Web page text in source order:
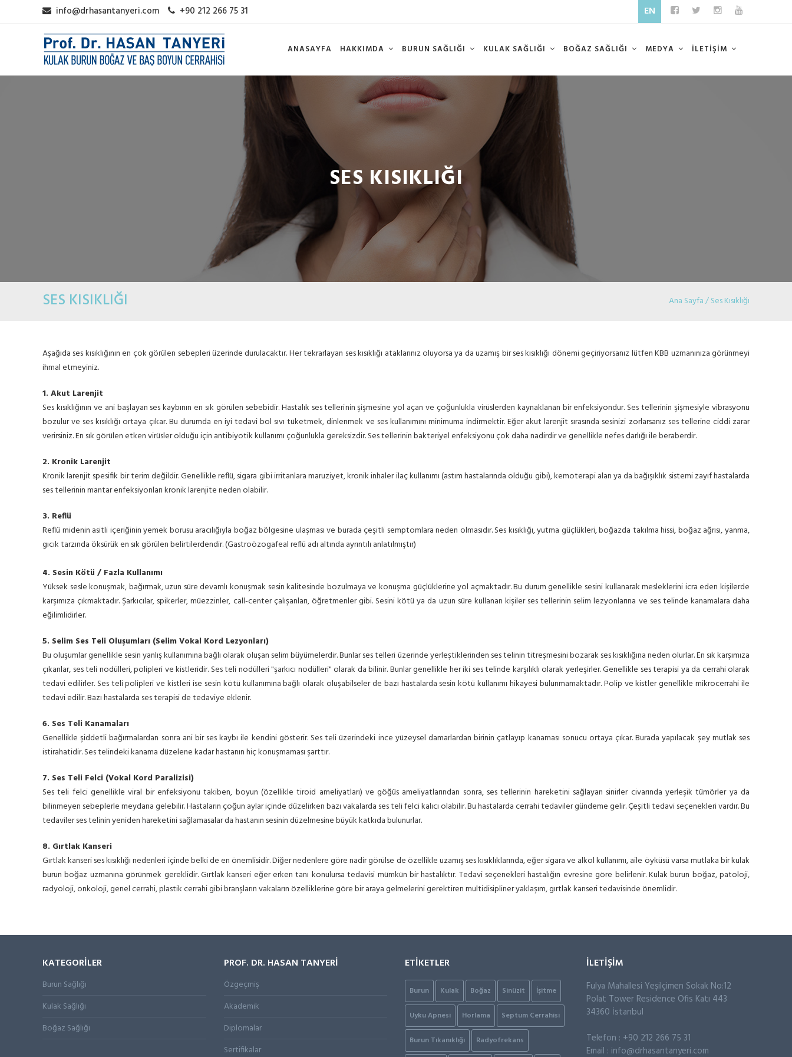
info@drhasantanyeri.com +90 212 266 75 31 EN
ANASAYFA HAKKIMDA BURUN SAĞLIĞI KULAK SAĞLIĞI BOĞAZ SAĞLIĞI MEDYA İLETİŞİM
SES KISIKLIĞI
SES KISIKLIĞI Ana Sayfa / Ses Kısıklığı
Aşağıda ses kısıklığının en çok görülen sebepleri üzerinde durulacaktır. Her tekrarlayan ses kısıklığı ataklarınız oluyorsa ya da uzamış bir ses kısıklığı dönemi geçiriyorsanız lütfen KBB uzmanınıza görünmeyi
ihmal etmeyiniz.
1. Akut Larenjit
Ses kısıklığının ve ani başlayan ses kaybının en sık görülen sebebidir. Hastalık ses tellerinin şişmesine yol açan ve çoğunlukla virüslerden kaynaklanan bir enfeksiyondur. Ses tellerinin şişmesiyle vibrasyonu
bozulur ve ses kısıklığı ortaya çıkar. Bu durumda en iyi tedavi bol sıvı tüketmek, dinlenmek ve ses kullanımını minimuma indirmektir. Eğer akut larenjit sırasında sesinizi zorlarsanız ses tellerine ciddi zarar
verirsiniz. En sık görülen etken virüsler olduğu için antibiyotik kullanımı çoğunlukla gereksizdir. Ses tellerinin bakteriyel enfeksiyonu çok daha nadirdir ve genellikle nefes darlığı ile beraberdir.
2. Kronik Larenjit
Kronik larenjit spesifik bir terim değildir. Genellikle reflü, sigara gibi irritanlara maruziyet, kronik inhaler ilaç kullanımı (astım hastalarında olduğu gibi), kemoterapi alan ya da bağışıklık sistemi zayıf hastalarda
ses tellerinin mantar enfeksiyonları kronik larenjite neden olabilir.
3. Reflü
Reflü midenin asitli içeriğinin yemek borusu aracılığıyla boğaz bölgesine ulaşması ve burada çeşitli semptomlara neden olmasıdır. Ses kısıklığı, yutma güçlükleri, boğazda takılma hissi, boğaz ağrısı, yanma,
gıcık tarzında öksürük en sık görülen belirtilerdendir. (Gastroözogafeal reflü adı altında ayrıntılı anlatılmıştır)
4. Sesin Kötü / Fazla Kullanımı
Yüksek sesle konuşmak, bağırmak, uzun süre devamlı konuşmak sesin kalitesinde bozulmaya ve konuşma güçlüklerine yol açmaktadır. Bu durum genellikle sesini kullanarak mesleklerini icra eden kişilerde
karşımıza çıkmaktadır. Şarkıcılar, spikerler, müezzinler, call-center çalışanları, öğretmenler gibi. Sesini kötü ya da uzun süre kullanan kişiler ses tellerinin selim lezyonlarına ve ses telinde kanamalara daha
eğilimlidirler.
5. Selim Ses Teli Oluşumları (Selim Vokal Kord Lezyonları)
Bu oluşumlar genellikle sesin yanlış kullanımına bağlı olarak oluşan selim büyümelerdir. Bunlar ses telleri üzerinde yerleştiklerinden ses telinin titreşmesini bozarak ses kısıklığına neden olurlar. En sık karşımıza
çıkanlar, ses teli nodülleri, polipleri ve kistleridir. Ses teli nodülleri "şarkıcı nodülleri" olarak da bilinir. Bunlar genellikle her iki ses telinde karşılıklı olarak yerleşirler. Genellikle ses terapisi ya da cerrahi olarak
tedavi edilirler. Ses teli polipleri ve kistleri ise sesin kötü kullanımına bağlı olarak oluşabilseler de bazı hastalarda sesin kötü kullanımı hikayesi bulunmamaktadır. Polip ve kistler genellikle mikrocerrahi ile
tedavi edilir. Bazı hastalarda ses terapisi de tedaviye eklenir.
6. Ses Teli Kanamaları
Genellikle şiddetli bağırmalardan sonra ani bir ses kaybı ile kendini gösterir. Ses teli üzerindeki ince yüzeysel damarlardan birinin çatlayıp kanaması sonucu ortaya çıkar. Burada yapılacak şey mutlak ses
istirahatidir. Ses telindeki kanama düzelene kadar hastanın hiç konuşmaması şarttır.
7. Ses Teli Felci (Vokal Kord Paralizisi)
Ses teli felci genellikle viral bir enfeksiyonu takiben, boyun (özellikle tiroid ameliyatları) ve göğüs ameliyatlarından sonra, ses tellerinin hareketini sağlayan sinirler civarında yerleşik tümörler ya da
bilinmeyen sebeplerle meydana gelebilir. Hastaların çoğun aylar içinde düzelirken bazı vakalarda ses teli felci kalıcı olabilir. Bu hastalarda cerrahi tedaviler gündeme gelir. Çeşitli tedavi seçenekleri vardır. Bu
tedaviler ses telinin yeniden hareketini sağlamasalar da hastanın sesinin düzelmesine büyük katkıda bulunurlar.
8. Gırtlak Kanseri
Gırtlak kanseri ses kısıklığı nedenleri içinde belki de en önemlisidir. Diğer nedenlere göre nadir görülse de özellikle uzamış ses kısıklıklarında, eğer sigara ve alkol kullanımı, aile öyküsü varsa mutlaka bir kulak
burun boğaz uzmanına görünmek gereklidir. Gırtlak kanseri eğer erken tanı konulursa tedavisi mümkün bir hastalıktır. Tedavi seçenekleri hastalığın evresine göre belirlenir. Kulak burun boğaz, patoloji,
radyoloji, onkoloji, genel cerrahi, plastik cerrahi gibi branşların vakaların özelliklerine göre bir araya gelmelerini gerektiren multidisipliner yaklaşım, gırtlak kanseri tedavisinde önemlidir.
KATEGORİLER
Burun Sağlığı
Kulak Sağlığı
Boğaz Sağlığı
PROF. DR. HASAN TANYERİ
Özgeçmiş
Akademik
Diplomalar
Sertifikalar
ETİKETLER
Burun Kulak Boğaz Sinüzit İşitme
Uyku Apnesi Horlama Septum Cerrahisi
Burun Tıkanıklığı Radyofrekans
İLETİŞİM
Fulya Mahallesi Yeşilçimen Sokak No:12
Polat Tower Residence Ofis Katı 443
34360 İstanbul
Telefon : +90 212 266 75 31
Email : info@drhasantanyeri.com